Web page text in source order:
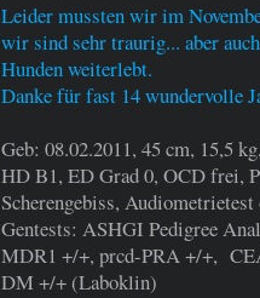
Leider mussten wir im
wir sind sehr traurig... aber
Hunden weiterlebt.
Danke für fast 14 wundervolle
Geb: 08.02.2011, 45 cm, 15,5
HD B1, ED Grad 0, OCD frei,
Scherengebiss,
Gentests: ASHGI Pedigree
MDR1 +/+, prcd-PRA +/+,
DM +/+ (Laboklin)